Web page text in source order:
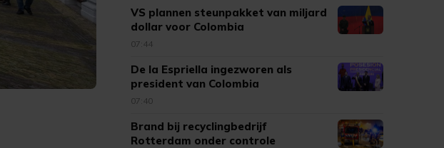
VS plannen steunpakket van miljard
dollar voor Colombia
07:44
De la Espriella ingezworen als
president van Colombia
07:40
Brand bij recyclingbedrijf
Rotterdam onder controle